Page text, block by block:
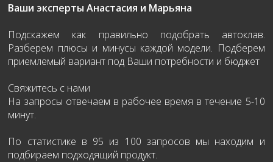
Ваши эксперты Анастасия и Марьяна
Подскажем как правильно подобрать автоклав.
Разберем плюсы и минусы каждой модели. Подберем
приемлемый вариант под Ваши потребности и бюджет
Свяжитесь с нами
На запросы отвечаем в рабочее время в течение 5-10
минут.
По статистике в 95 из 100 запросов мы находим и
подбираем подходящий продукт.